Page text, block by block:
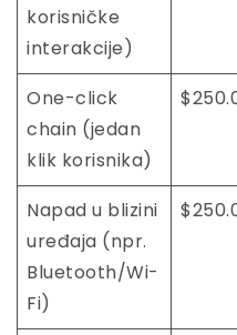
korisničke
interakcije)
One-click
chain (jedan
klik korisnika)
Napad u blizini
uređaja (npr.
Bluetooth/Wi-
Fi)